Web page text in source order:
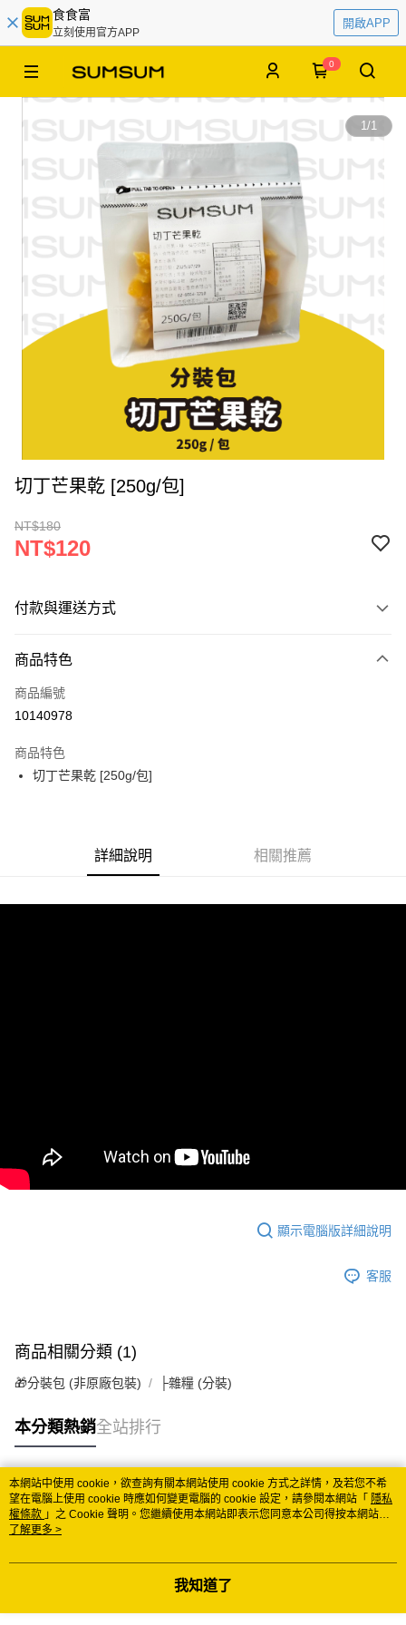
食食富
立刻使用官方APP
開啟APP
0
1/1
切丁芒果乾 [250g/包]
NT$180
NT$120
付款與運送方式
信用卡一次付款
超商取貨付款
Apple Pay
ATM付款
付款後7-11取貨
每筆NT$60
免運費
商品特色
商品編號
10140978
商品特色
切丁芒果乾 [250g/包]
詳細說明 相關推薦
顯示電腦版詳細說明
客服
商品相關分類 (1)
🎁分裝包 (非原廠包裝) ├雜糧 (分裝)
本分類熱銷全站排行
熱門標籤
本網站中使用 cookie，欲查詢有關本網站使用 cookie 方式之詳情，及若您不希
望在電腦上使用 cookie 時應如何變更電腦的 cookie 設定，請參閱本網站「 隱私
權條款 」之 Cookie 聲明。您繼續使用本網站即表示您同意本公司得按本網站使
用條款之 Cookie 聲明使用 cookie。
了解更多 >
我知道了